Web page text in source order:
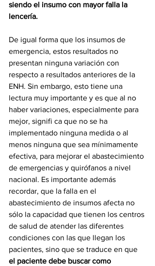
siendo el insumo con mayor falla la
lencería.
De igual forma que los insumos de
emergencia, estos resultados no
presentan ninguna variación con
respecto a resultados anteriores de la
ENH. Sin embargo, esto tiene una
lectura muy importante y es que al no
haber variaciones, especialmente para
mejor, signifi ca que no se ha
implementado ninguna medida o al
menos ninguna que sea mínimamente
efectiva, para mejorar el abastecimiento
de emergencias y quirófanos a nivel
nacional. Es importante además
recordar, que la falla en el
abastecimiento de insumos afecta no
sólo la capacidad que tienen los centros
de salud de atender las diferentes
condiciones con las que llegan los
pacientes, sino que se traduce en que
el paciente debe buscar como